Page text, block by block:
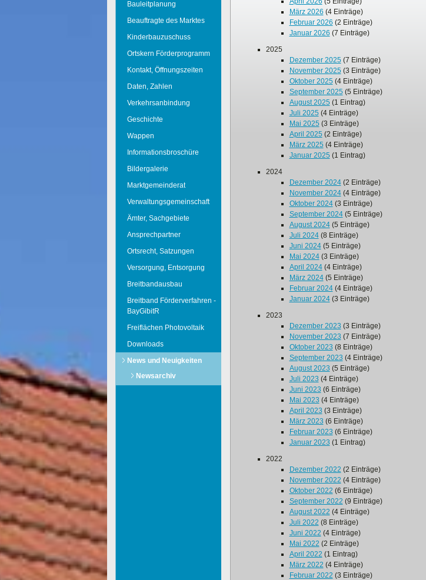
Bauleitplanung
Beauftragte des Marktes
Kinderbauzuschuss
Ortskern Förderprogramm
Kontakt, Öffnungszeiten
Daten, Zahlen
Verkehrsanbindung
Geschichte
Wappen
Informationsbroschüre
Bildergalerie
Marktgemeinderat
Verwaltungsgemeinschaft
Ämter, Sachgebiete
Ansprechpartner
Ortsrecht, Satzungen
Versorgung, Entsorgung
Breitbandausbau
Breitband Förderverfahren -
BayGibitR
Freiflächen Photovoltaik
Downloads
News und Neuigkeiten
Newsarchiv
März 2026 (4 Einträge)
Februar 2026 (2 Einträge)
Januar 2026 (7 Einträge)
2025
Dezember 2025(7 Einträge)
November 2025(3 Einträge)
Oktober 2025(4 Einträge)
September 2025(5 Einträge)
August 2025(1 Eintrag)
Juli 2025 (4 Einträge)
Mai 2025 (3 Einträge)
April 2025 (2 Einträge)
März 2025 (4 Einträge)
Januar 2025 (1 Eintrag)
2024
Dezember 2024(2 Einträge)
November 2024(4 Einträge)
Oktober 2024(3 Einträge)
September 2024(5 Einträge)
August 2024(5 Einträge)
Juli 2024(8 Einträge)
Juni 2024(5 Einträge)
Mai 2024(3 Einträge)
April 2024(4 Einträge)
März 2024(5 Einträge)
Februar 2024(4 Einträge)
Januar 2024(3 Einträge)
2023
Dezember 2023 (3 Einträge)
November 2023 (7 Einträge)
Oktober 2023 (8 Einträge)
September 2023 (4 Einträge)
August 2023 (5 Einträge)
Juli 2023 (4 Einträge)
Juni 2023 (6 Einträge)
Mai 2023 (4 Einträge)
April 2023 (3 Einträge)
März 2023 (6 Einträge)
Februar 2023 (6 Einträge)
Januar 2023 (1 Eintrag)
2022
Dezember 2022 (2 Einträge)
November 2022 (4 Einträge)
Oktober 2022 (6 Einträge)
September 2022 (9 Einträge)
August 2022 (4 Einträge)
Juli 2022 (8 Einträge)
Juni 2022 (4 Einträge)
Mai 2022 (2 Einträge)
April 2022 (1 Eintrag)
März 2022 (4 Einträge)
Februar 2022 (3 Einträge)